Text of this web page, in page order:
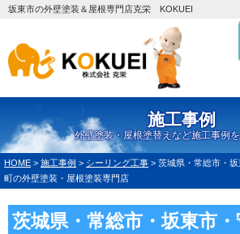
坂東市の外壁塗装＆屋根専門店克栄 KOKUEI
施工事例
外壁塗装・屋根塗替えなど施工事例
HOME > 施工事例 > シーリング工事 > 茨城県・常総市・
町の外壁塗装・屋根塗装専門店
茨城県・常総市・坂東市・